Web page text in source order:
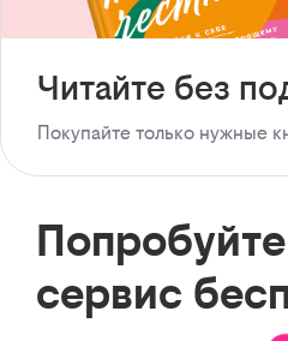
Читайте без
Покупайте только нужные
сервис